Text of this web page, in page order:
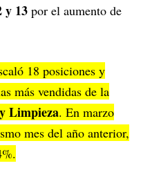
y 13 por el aumento de
18 posiciones y
más vendidas de la
Limpieza. En marzo
mes del año anterior,